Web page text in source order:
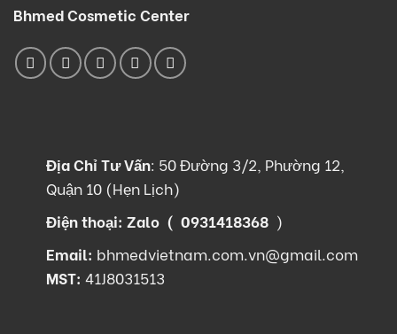
Bhmed Cosmetic Center
Địa Chỉ Tư Vấn: 50 Đường 3/2, Phường 12,
Quận 10 (Hẹn Lịch)
Điện thoại: Zalo ( 0931418368 )
Email: bhmedvietnam.com.vn@gmail.com
MST: 41J8031513